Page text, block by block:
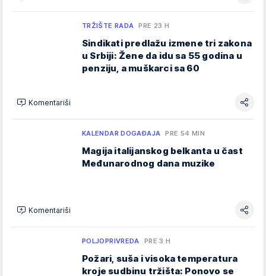
TRŽIŠTE RADA PRE 23 H
Sindikati predlažu izmene tri zakona
u Srbiji: Žene da idu sa 55 godina u
penziju, a muškarci sa 60
Komentariši
KALENDAR DOGAĐAJA PRE 54 MIN
Magija italijanskog belkanta u čast
Međunarodnog dana muzike
Komentariši
POLJOPRIVREDA PRE 3 H
Požari, suša i visoka temperatura
kroje sudbinu tržišta: Ponovo se